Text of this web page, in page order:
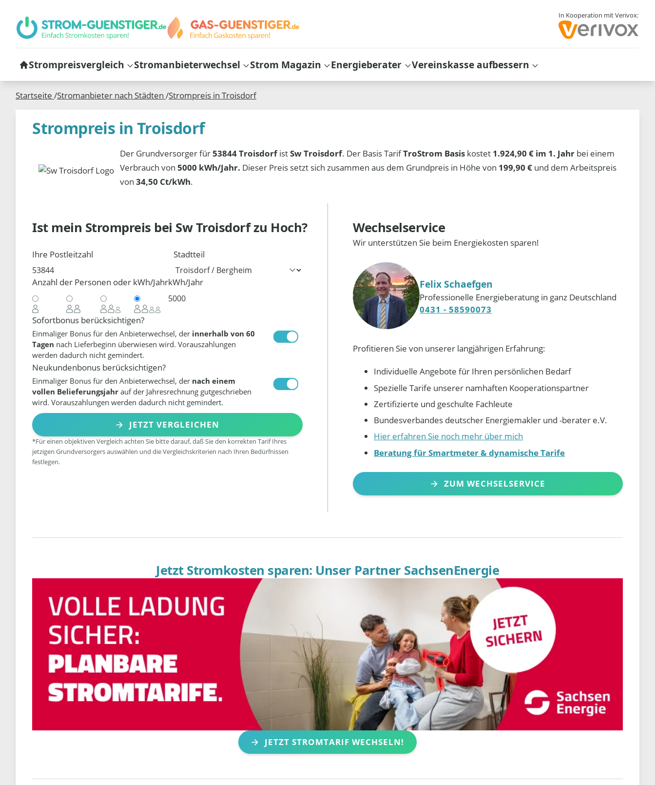
In Kooperation mit Verivox:
Strompreisvergleich Stromanbieterwechsel Strom Magazin Energieberater Vereinskasse aufbessern
Startseite /Stromanbieter nach Städten /Strompreis in Troisdorf
Strompreis in Troisdorf
Der Grundversorger für53844 TroisdorfistSw Troisdorf. Der Basis TarifTroStrom Basis kostet 1.924,90 € im 1. Jahr bei einem
Verbrauch von5000 kWh/Jahr. Dieser Preis setzt sich zusammen aus dem Grundpreis in Höhe von 199,90 € und dem Arbeitspreis
von34,50 Ct/kWh.
Ist mein Strompreis bei Sw Troisdorfzu Hoch?
Ihre Postleitzahl Stadtteil
Anzahl der Personen oder kWh/JahrkWh/Jahr
Sofortbonus berücksichtigen?
Einmaliger Bonus für den Anbieterwechsel, der innerhalb von 60
Tagen nach Lieferbeginn überwiesen wird. Vorauszahlungen
werden dadurch nicht gemindert.
Neukundenbonus berücksichtigen?
Einmaliger Bonus für den Anbieterwechsel, der nach einem
vollen Belieferungsjahr auf der Jahresrechnung gutgeschrieben
wird. Vorauszahlungen werden dadurch nicht gemindert.
JETZT VERGLEICHEN
*Für einen objektiven Vergleich achten Sie bitte darauf, daß Sie den korrekten Tarif Ihres
jetzigen Grundversorgers auswählen und die Vergleichskriterien nach Ihren Bedürfnissen
festlegen.
Wechselservice
Wir unterstützen Sie beim Energiekosten sparen!
Felix Schaefgen
Professionelle Energieberatung in ganz Deutschland
0431 - 58590073
Profitieren Sie von unserer langjährigen Erfahrung:
Individuelle Angebote für Ihren persönlichen Bedarf
Spezielle Tarife unserer namhaften Kooperationspartner
Zertifizierte und geschulte Fachleute
Bundesverbandes deutscher Energiemakler und -berater e.V.
Hier erfahren Sie noch mehr über mich
Beratung für Smartmeter & dynamische Tarife
ZUM WECHSELSERVICE
Jetzt Stromkosten sparen: Unser Partner SachsenEnergie
JETZT STROMTARIF WECHSELN!